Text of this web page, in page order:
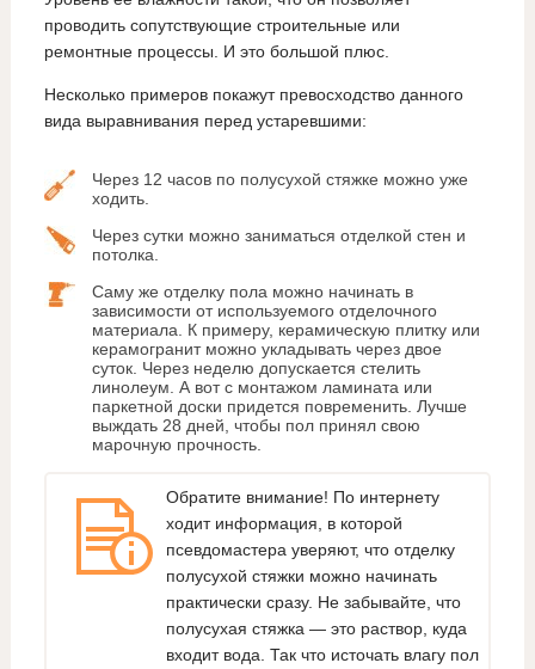
проводить сопутствующие строительные или
ремонтные процессы. И это большой плюс.
Несколько примеров покажут превосходство данного
вида выравнивания перед устаревшими:
Через 12 часов по полусухой стяжке можно уже
ходить.
Через сутки можно заниматься отделкой стен и
потолка.
Саму же отделку пола можно начинать в
зависимости от используемого отделочного
материала. К примеру, керамическую плитку или
керамогранит можно укладывать через двое
суток. Через неделю допускается стелить
линолеум. А вот с монтажом ламината или
паркетной доски придется повременить. Лучше
выждать 28 дней, чтобы пол принял свою
марочную прочность.
Обратите внимание! По интернету
ходит информация, в которой
псевдомастера уверяют, что отделку
полусухой стяжки можно начинать
практически сразу. Не забывайте, что
полусухая стяжка — это раствор, куда
входит вода. Так что источать влагу пол